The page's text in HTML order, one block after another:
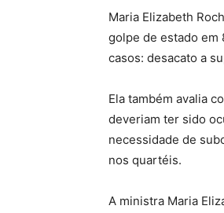
Maria Elizabeth
golpe de estado em
casos: desacato a
Ela também avalia
deveriam ter sido
necessidade de
nos quartéis.
A ministra Maria